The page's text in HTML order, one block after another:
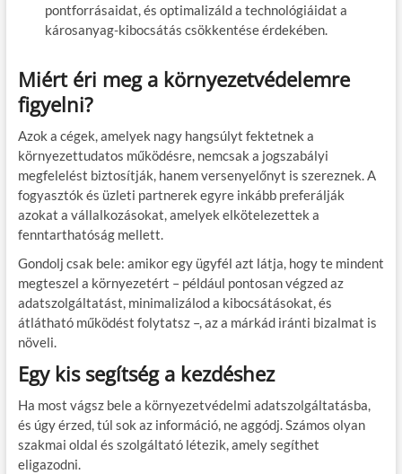
pontforrásaidat, és optimalizáld a technológiáidat a
károsanyag-kibocsátás csökkentése érdekében.
Miért éri meg a környezetvédelemre
figyelni?
Azok a cégek, amelyek nagy hangsúlyt fektetnek a
környezettudatos működésre, nemcsak a jogszabályi
megfelelést biztosítják, hanem versenyelőnyt is szereznek. A
fogyasztók és üzleti partnerek egyre inkább preferálják
azokat a vállalkozásokat, amelyek elkötelezettek a
fenntarthatóság mellett.
Gondolj csak bele: amikor egy ügyfél azt látja, hogy te mindent
megteszel a környezetért – például pontosan végzed az
adatszolgáltatást, minimalizálod a kibocsátásokat, és
átlátható működést folytatsz –, az a márkád iránti bizalmat is
növeli.
Egy kis segítség a kezdéshez
Ha most vágsz bele a környezetvédelmi adatszolgáltatásba,
és úgy érzed, túl sok az információ, ne aggódj. Számos olyan
szakmai oldal és szolgáltató létezik, amely segíthet
eligazodni.